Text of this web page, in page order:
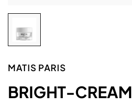
MATIS PARIS
BRIGHT-CREAM